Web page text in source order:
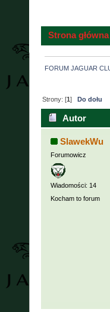
Strona główna
FORUM JAGUAR
Strony: [1] Do dołu
Autor
SlawekWu
Forumowicz
Wiadomości: 14
Kocham to forum